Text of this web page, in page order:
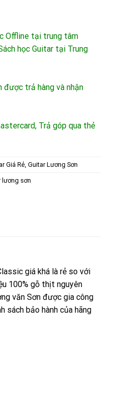
Offline tại trung tâm
học Guitar tại Trung
được trả hàng và nhận
Trả góp qua thẻ
Giá Rẻ, Guitar Lương Sơn
lương sơn
giá khá là rẻ so với
100% gỗ thịt nguyên
văn Sơn được gia công
sách bảo hành của hãng